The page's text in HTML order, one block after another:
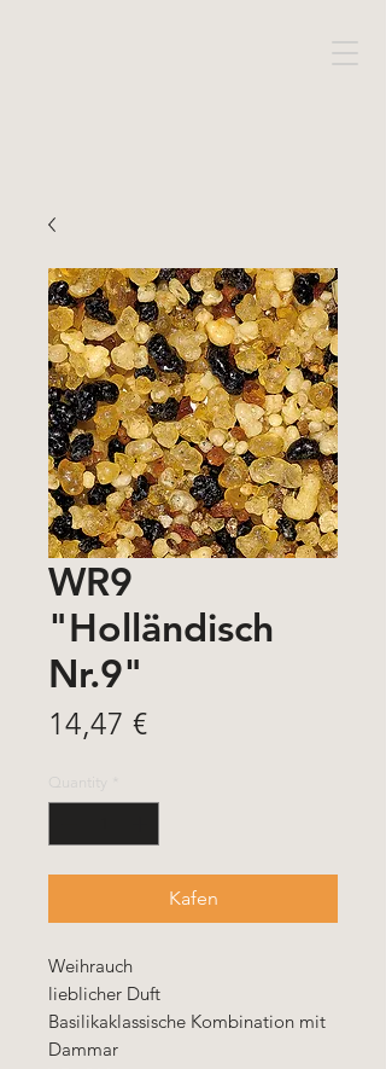
WR9
"Holländisch
Nr.9"
14,47 €Price
Quantity
Kafen
Weihrauch
lieblicher Duft
Basilikaklassische Kombination mit
Dammar